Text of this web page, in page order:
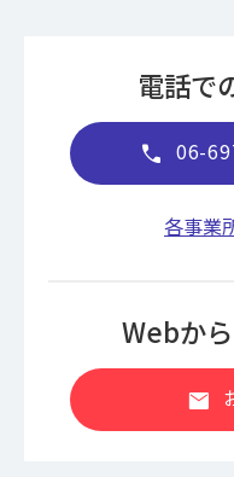
電話で
call 06-
各事業
Webか
mail